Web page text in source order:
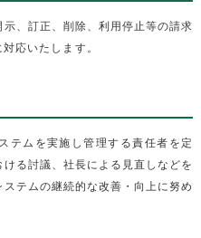
、訂正、削除、利用停止等の請求
応いたします。
テムを実施し管理する責任者を定
る討議、社⻑による⾒直しなどを
テムの継続的な改善・向上に努め